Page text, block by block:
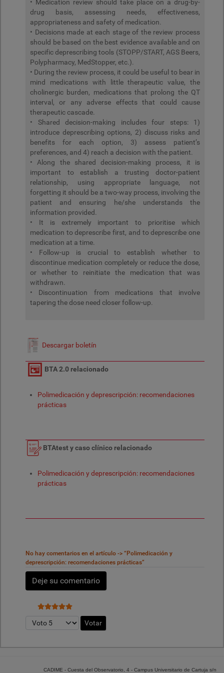
• Medication review should take place on a drug-by-
drug basis, assessing needs, effectiveness,
appropriateness and safety of medication.
• Decisions made at each stage of the review process
should be based on the best evidence available and on
specific deprescribing tools (STOPP/START, AGS Beers,
Polypharmacy, MedStopper, etc.).
• During the review process, it could be useful to bear in
mind medications with little therapeutic value, the
cholinergic burden, medications that prolong the QT
interval, or any adverse effects that could cause
therapeutic cascade.
• Shared decision-making includes four steps: 1)
introduce deprescribing options, 2) discuss risks and
benefits for each option, 3) assess patient’s
preferences, and 4) reach a decision with the patient.
• Along the shared decision-making process, it is
important to establish a trusting doctor-patient
relationship, using appropriate language, not
forgetting it should be a two-way process, involving the
patient and ensuring he/she understands the
information provided.
• It is extremely important to prioritise which
medication to deprescribe first, and to deprescribe one
medication at a time.
• Follow-up is crucial to establish whether to
discontinue medication completely or reduce the dose,
or whether to reinitiate the medication that was
withdrawn.
• Discontinuation from medications that involve
tapering the dose need closer follow-up.
Descargar boletín
BTA 2.0 relacionado
Polimedicación y deprescripción: recomendaciones
prácticas
BTAtest y caso clínico relacionado
Polimedicación y deprescripción: recomendaciones
prácticas
No hay comentarios en el artículo -> “Polimedicación y
deprescripción: recomendaciones prácticas”
Deje su comentario
Ratio:5/5
Por favor, vote
CADIME - Cuesta del Observatorio, 4 - Campus Universitario de Cartuja s/n